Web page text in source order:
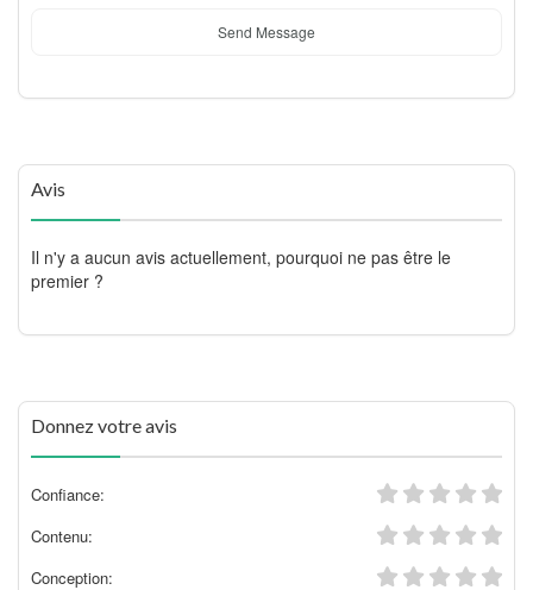
Send Message
Avis
Il n'y a aucun avis actuellement, pourquoi ne pas être le
premier ?
Donnez votre avis
Confiance:
Contenu:
Conception: